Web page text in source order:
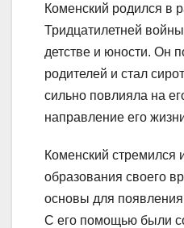
Коменский родился в
Тридцатилетней
детстве и юности. Он
родителей и стал
сильно повлияла на
направление его
Коменский стремился
образования своего
основы для
С его помощью были